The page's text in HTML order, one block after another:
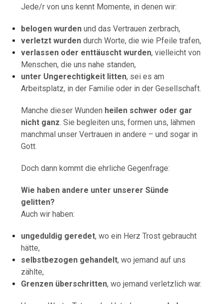
Jede/r von uns kennt Momente, in denen wir:
belogen wurden und das Vertrauen zerbrach,
verletzt wurden durch Worte, die wie Pfeile trafen,
verlassen oder enttäuscht wurden, vielleicht von
Menschen, die uns nahe standen,
unter Ungerechtigkeit litten, sei es am
Arbeitsplatz, in der Familie oder in der Gesellschaft.
Manche dieser Wunden heilen schwer oder gar
nicht ganz. Sie begleiten uns, formen uns, lähmen
manchmal unser Vertrauen in andere – und sogar in
Gott.
Doch dann kommt die ehrliche Gegenfrage:
Wie haben andere unter unserer Sünde
gelitten?
Auch wir haben:
ungeduldig geredet, wo ein Herz Trost gebraucht
hätte,
selbstbezogen gehandelt, wo jemand auf uns
zählte,
Grenzen überschritten, wo jemand verletzlich war.